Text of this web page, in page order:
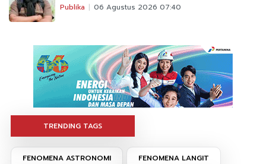
Publika 06 Agustus 2026 07:40
TRENDING TAGS
FENOMENA ASTRONOMI FENOMENA LANGIT